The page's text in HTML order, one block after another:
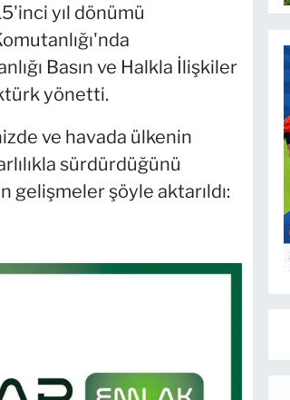
yıl dönümü
Basın ve Halkla İlişkiler
yönetti.
ve havada ülkenin
sürdürdüğünü
gelişmeler şöyle aktarıldı: